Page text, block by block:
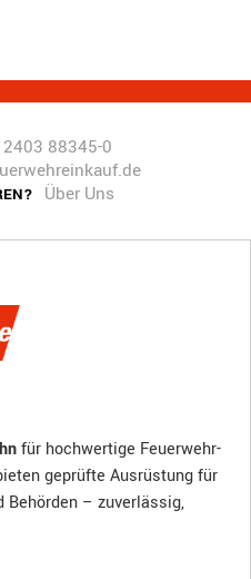
88345-0
Über Uns
für hochwertige Feuerwehr-
geprüfte Ausrüstung für
Behörden – zuverlässig,